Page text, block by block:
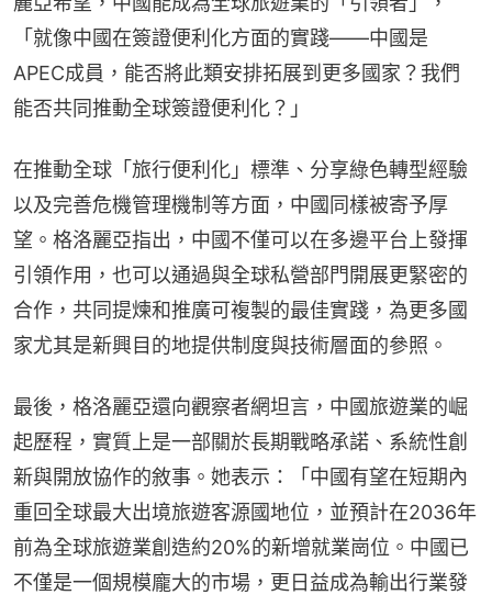
「就像中國在簽證便利化方面的實踐——中國是
APEC成員，能否將此類安排拓展到更多國家？我們
能否共同推動全球簽證便利化？」
在推動全球「旅行便利化」標準、分享綠色轉型經驗
以及完善危機管理機制等方面，中國同樣被寄予厚
望。格洛麗亞指出，中國不僅可以在多邊平台上發揮
引領作用，也可以通過與全球私營部門開展更緊密的
合作，共同提煉和推廣可複製的最佳實踐，為更多國
家尤其是新興目的地提供制度與技術層面的參照。
最後，格洛麗亞還向觀察者網坦言，中國旅遊業的崛
起歷程，實質上是一部關於長期戰略承諾、系統性創
新與開放協作的敘事。她表示：「中國有望在短期內
重回全球最大出境旅遊客源國地位，並預計在2036年
前為全球旅遊業創造約20%的新增就業崗位。中國已
不僅是一個規模龐大的市場，更日益成為輸出行業發